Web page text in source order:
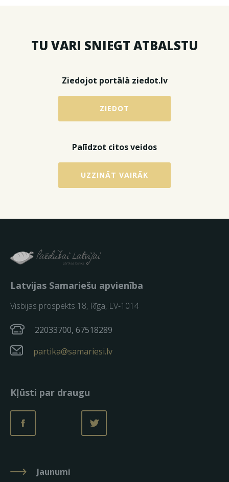
TU VARI SNIEGT ATBALSTU
Ziedojot portālā ziedot.lv
ZIEDOT
Palīdzot citos veidos
UZZINĀT VAIRĀK
Latvijas Samariešu apvienība
Visbijas prospekts 18, Rīga, LV-1014
22033700, 67518289
partika@samariesi.lv
Kļūsti par draugu
Jaunumi